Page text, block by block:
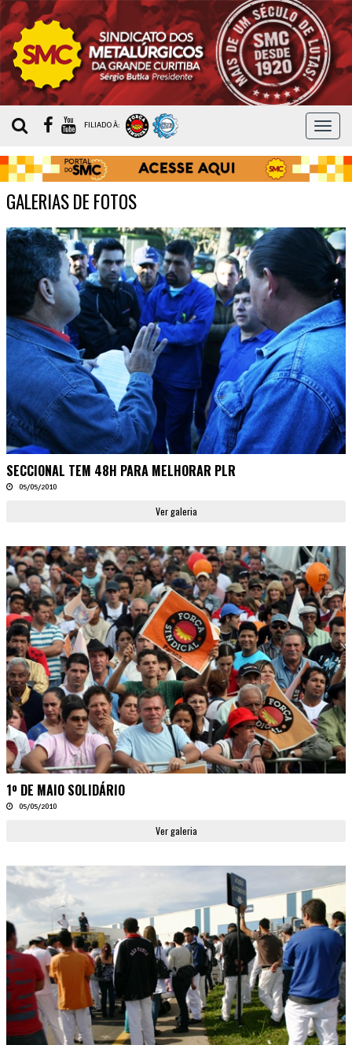
MENU
FILIADO À:
GALERIAS DE FOTOS
SECCIONAL TEM 48H PARA MELHORAR PLR
05/05/2010
Ver galeria
1º DE MAIO SOLIDÁRIO
05/05/2010
Ver galeria